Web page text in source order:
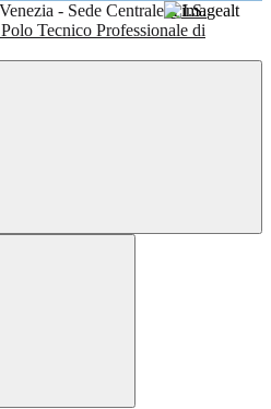
I.I.S.
Polo Tecnico Professionale di